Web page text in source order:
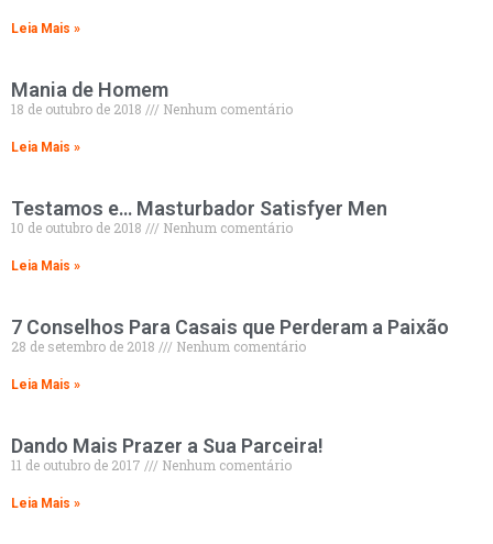
Leia Mais »
Mania de Homem
18 de outubro de 2018 Nenhum comentário
Leia Mais »
Testamos e… Masturbador Satisfyer Men
10 de outubro de 2018 Nenhum comentário
Leia Mais »
7 Conselhos Para Casais que Perderam a Paixão
28 de setembro de 2018 Nenhum comentário
Leia Mais »
Dando Mais Prazer a Sua Parceira!
11 de outubro de 2017 Nenhum comentário
Leia Mais »